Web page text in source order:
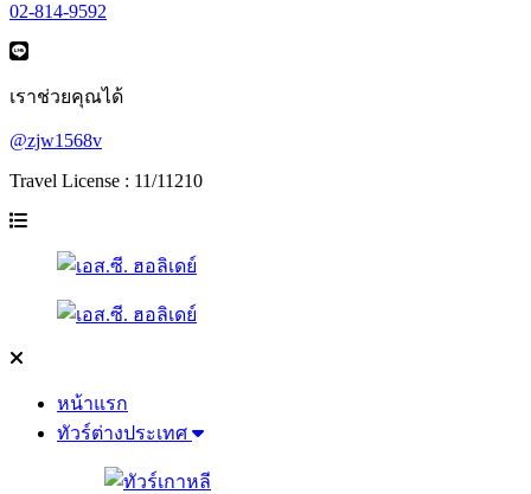
02-814-9592
เราช่วยคุณได้
@zjw1568v
Travel License : 11/11210
หน้าแรก
ทัวร์ต่างประเทศ